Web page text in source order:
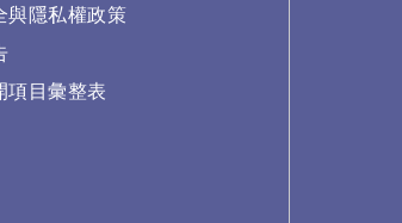
與隱私權政策
項目彙整表